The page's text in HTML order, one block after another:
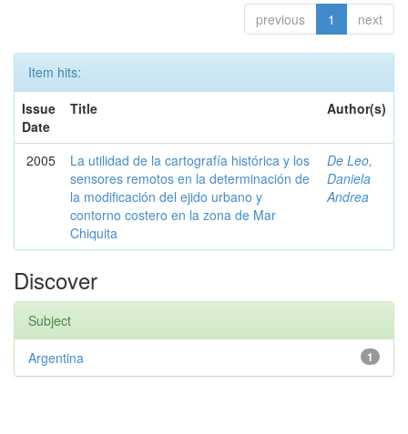
previous 1 next
Item hits:
Issue
Date
Title Author(s)
2005
La utilidad de la cartografía histórica y los
sensores remotos en la determinación de
la modificación del ejido urbano y
contorno costero en la zona de Mar
Chiquita
De Leo,
Daniela
Andrea
Discover
Subject
1
Argentina